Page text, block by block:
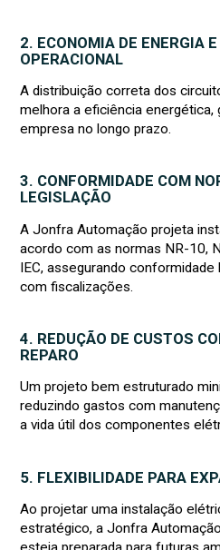
2. ECONOMIA DE ENERGIA
OPERACIONAL
A distribuição correta dos
melhora a eficiência energética,
empresa no longo prazo.
3. CONFORMIDADE COM
LEGISLAÇÃO
A Jonfra Automação projeta
acordo com as normas NR-10,
IEC, assegurando
com fiscalizações.
4. REDUÇÃO DE CUSTOS
REPARO
Um projeto bem estruturado
reduzindo gastos com
a vida útil dos componentes
5. FLEXIBILIDADE PARA
Ao projetar uma instalação
estratégico, a Jonfra